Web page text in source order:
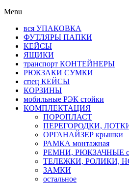
Menu
вся УПАКОВКА
ФУТЛЯРЫ ПАПКИ
КЕЙСЫ
ЯЩИКИ
транспорт КОНТЕЙНЕРЫ
РЮКЗАКИ СУМКИ
спец КЕЙСЫ
КОРЗИНЫ
мобильные РЭК стойки
КОМПЛЕКТАЦИЯ
ПОРОПЛАСТ
ПЕРЕГОРОДКИ,
ОРГАНАЙЗЕР крышки
РАМКА монтажная
РЕМНИ, РЮКЗАЧНЫЕ
ТЕЛЕЖКИ, РОЛИКИ,
ЗАМКИ
остальное